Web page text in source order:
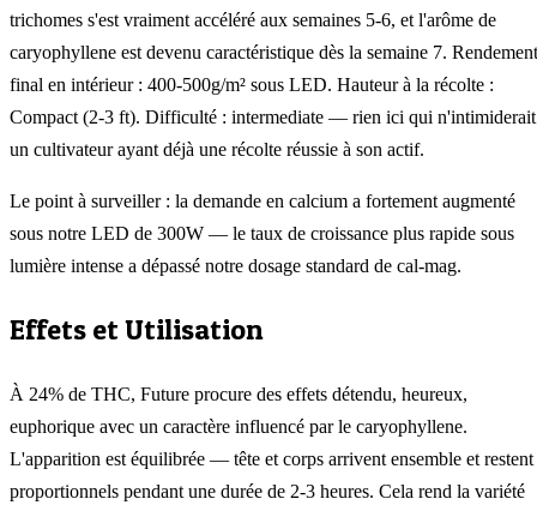
trichomes s'est vraiment accéléré aux semaines 5-6, et l'arôme de
caryophyllene est devenu caractéristique dès la semaine 7. Rendement
final en intérieur : 400-500g/m² sous LED. Hauteur à la récolte :
Compact (2-3 ft). Difficulté : intermediate — rien ici qui n'intimiderait
un cultivateur ayant déjà une récolte réussie à son actif.
Le point à surveiller : la demande en calcium a fortement augmenté
sous notre LED de 300W — le taux de croissance plus rapide sous
lumière intense a dépassé notre dosage standard de cal-mag.
Effets et Utilisation
À 24% de THC, Future procure des effets détendu, heureux,
euphorique avec un caractère influencé par le caryophyllene.
L'apparition est équilibrée — tête et corps arrivent ensemble et restent
proportionnels pendant une durée de 2-3 heures. Cela rend la variété